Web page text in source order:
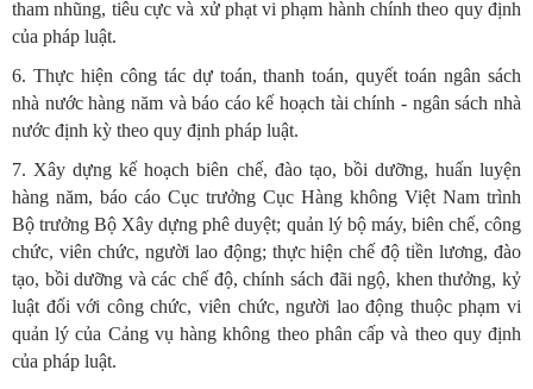
tham nhũng, tiêu cực và xử phạt vi phạm hành chính theo quy định
của pháp luật.
6. Thực hiện công tác dự toán, thanh toán, quyết toán ngân sách
nhà nước hàng năm và báo cáo kế hoạch tài chính - ngân sách nhà
nước định kỳ theo quy định pháp luật.
7. Xây dựng kế hoạch biên chế, đào tạo, bồi dưỡng, huấn luyện
hàng năm, báo cáo Cục trưởng Cục Hàng không Việt Nam trình
Bộ trưởng Bộ Xây dựng phê duyệt; quản lý bộ máy, biên chế, công
chức, viên chức, người lao động; thực hiện chế độ tiền lương, đào
tạo, bồi dưỡng và các chế độ, chính sách đãi ngộ, khen thưởng, kỷ
luật đối với công chức, viên chức, người lao động thuộc phạm vi
quản lý của Cảng vụ hàng không theo phân cấp và theo quy định
của pháp luật.